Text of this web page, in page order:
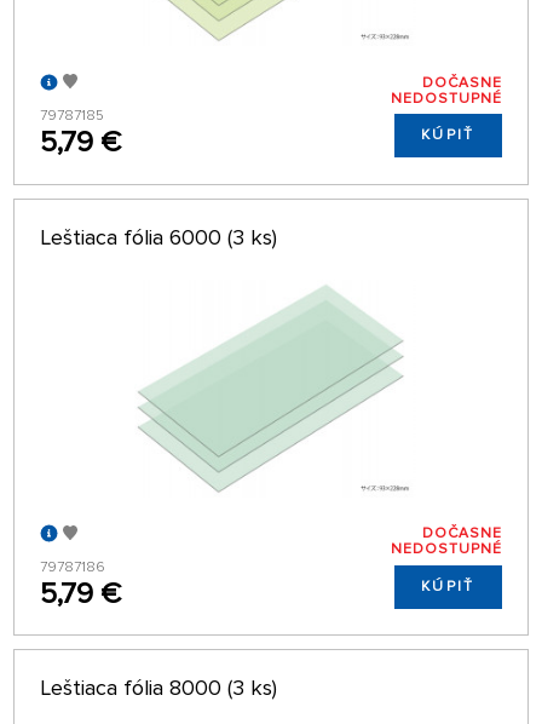
79787185
5,79 €
DOČASNE
NEDOSTUPNÉ
KÚPIŤ
Leštiaca fólia 6000 (3 ks)
79787186
5,79 €
DOČASNE
NEDOSTUPNÉ
KÚPIŤ
Leštiaca fólia 8000 (3 ks)